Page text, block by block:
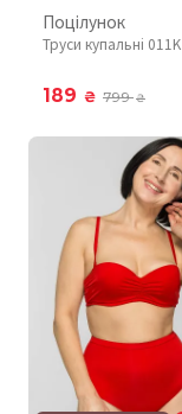
Поцілунок
Труси купальні 011K
189 ₴ 799₴